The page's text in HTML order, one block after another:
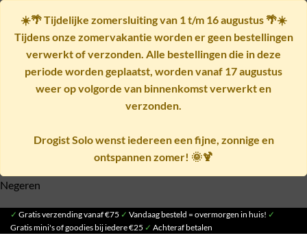
☀️🌴Tijdelijke zomersluiting van 1 t/m 16 augustus🌴☀️
Tijdens onze zomervakantie worden er geen bestellingen
verwerkt of verzonden. Alle bestellingen die in deze
periode worden geplaatst, worden vanaf 17 augustus
weer op volgorde van binnenkomst verwerkt en
verzonden.
Drogist Solo wenst iedereen een fijne, zonnige en
ontspannen zomer! 🌞🍹
Negeren
Ga
naar
✓ Gratis verzending vanaf €75 ✓ Vandaag besteld = overmorgen in huis! ✓
Gratis mini's of goodies bij iedere €25 ✓ Achteraf betalen